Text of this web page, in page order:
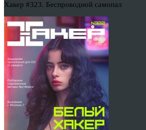
Хакер #323. Беспроводной самопал